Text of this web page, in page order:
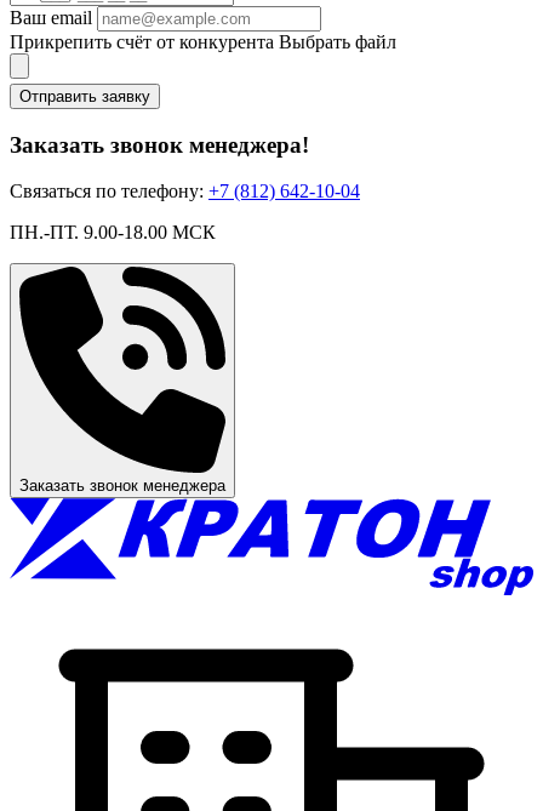
Ваш email
Прикрепить счёт от конкурента Выбрать файл
Отправить заявку
Заказать звонок менеджера!
Связаться по телефону: +7 (812) 642-10-04
ПН.-ПТ. 9.00-18.00 МСК
Заказать звонок менеджера